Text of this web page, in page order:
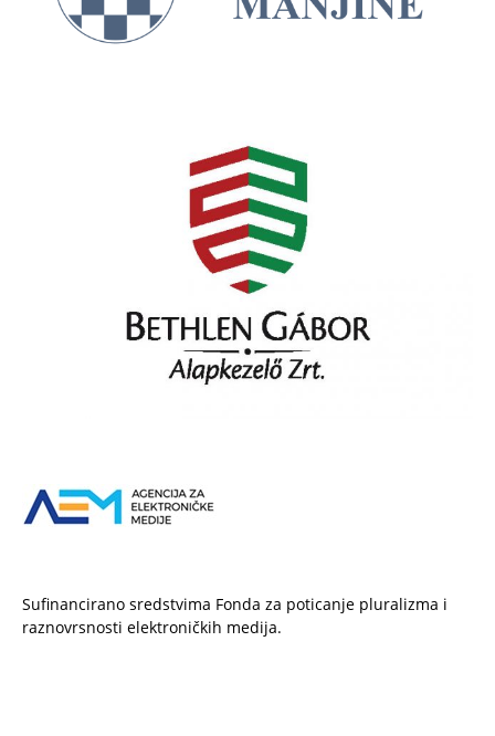
Sufinancirano sredstvima Fonda za poticanje pluralizma i
raznovrsnosti elektroničkih medija.